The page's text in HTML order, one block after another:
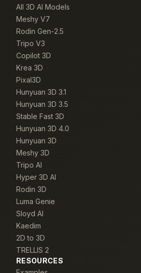
All 3D AI Models
Meshy V7
Rodin Gen-2.5
Tripo V3
Copilot 3D
Krea 3D
Pixal3D
Hunyuan 3D 3.1
Hunyuan 3D 3.5
Stable Fast 3D
Hunyuan 3D 4.0
Hunyuan 3D
Meshy 3D
Tripo AI
Hyper 3D AI
Rodin 3D
Luma Genie
Sloyd AI
Kaedim
2D to 3D
TRELLIS 2
RESOURCES